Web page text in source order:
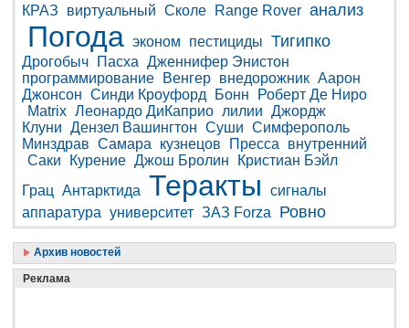
КРАЗ виртуальный Сколе Range Rover анализ
Погода эконом пестициды Тигипко
Дрогобыч Пасха Дженнифер Энистон
программирование
Венгер внедорожник Аарон
Джонсон Синди Кроуфорд Бонн
Роберт Де Ниро
Matrix Леонардо ДиКаприо лилии Джордж
Клуни Дензел Вашингтон Суши Симферополь
Минздрав Самара кузнецов Пресса
внутренний
Саки
Курение Джош Бролин
Кристиан Бэйл
Грац Антарктида Теракты
сигналы
аппаратура университет ЗАЗ Forza Ровно
Архив новостей
Реклама